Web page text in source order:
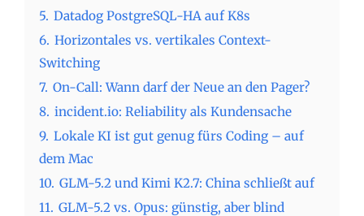
5. Datadog PostgreSQL-HA auf K8s
6. Horizontales vs. vertikales Context-
Switching
7. On-Call: Wann darf der Neue an den Pager?
8. incident.io: Reliability als Kundensache
9. Lokale KI ist gut genug fürs Coding – auf
dem Mac
10. GLM-5.2 und Kimi K2.7: China schließt auf
11. GLM-5.2 vs. Opus: günstig, aber blind